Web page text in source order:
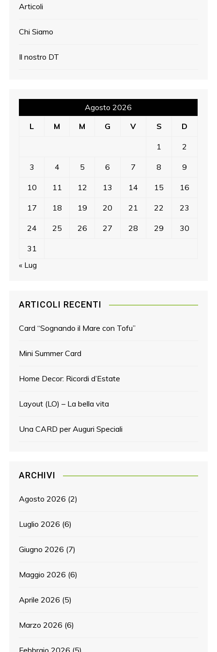
Articoli
Chi Siamo
Il nostro DT
Agosto 2026
L
M M G V S D
1 2
3 4 5 6 7 8 9
10 11 12 13 14 15 16
17 18 19 20 21 22 23
24 25 26 27 28 29 30
31
« Lug
ARTICOLI RECENTI
Card “Sognando il Mare con Tofu”
Mini Summer Card
Home Decor: Ricordi d’Estate
Layout (LO) – La bella vita
Una CARD per Auguri Speciali
ARCHIVI
Agosto 2026 (2)
Luglio 2026 (6)
Giugno 2026 (7)
Maggio 2026 (6)
Aprile 2026 (5)
Marzo 2026 (6)
Febbraio 2026 (5)